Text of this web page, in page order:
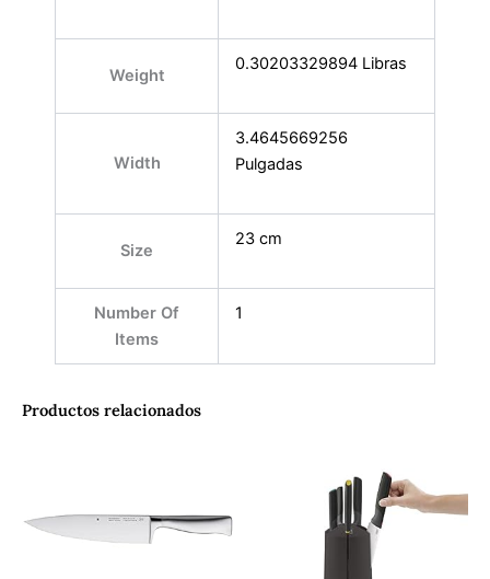
Weight
0.30203329894 Libras
Width
3.4645669256
Pulgadas
Size
23 cm
Number Of
Items
1
Productos relacionados